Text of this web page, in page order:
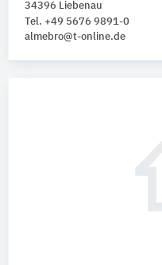
34396 Liebenau
Tel. +49 5676 9891-0
almebro@t-online.de